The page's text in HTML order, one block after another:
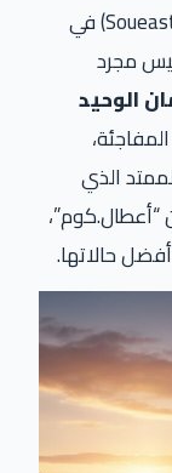
في
مجرد
الوحيد
الذي
حالاتها.